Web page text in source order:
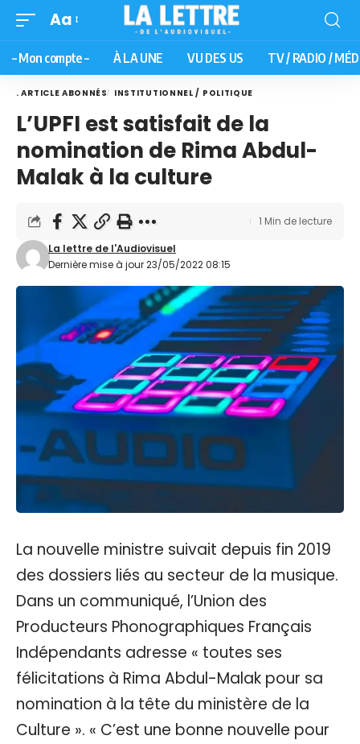
Aa
– Mon compte – À LA UNE VU DES US TV / RADIO /
. ARTICLE ABONNÉS INSTITUTIONNEL / POLITIQUE
L’UPFI est satisfait de la
nomination de Rima Abdul-
Malak à la culture
Dernière mise à jour 23/05/2022 08:15
La lettre de l'Audiovisuel
1 Min de lecture
La nouvelle ministre suivait depuis fin 2019
des dossiers liés au secteur de la musique.
Dans un communiqué, l’Union des
Producteurs Phonographiques Français
Indépendants adresse « toutes ses
félicitations à Rima Abdul-Malak pour sa
nomination à la tête du ministère de la
Culture ». « C’est une bonne nouvelle pour